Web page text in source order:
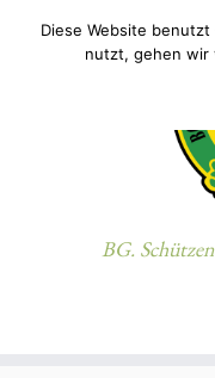
BG.
Diese Website
nutzt, gehen wir